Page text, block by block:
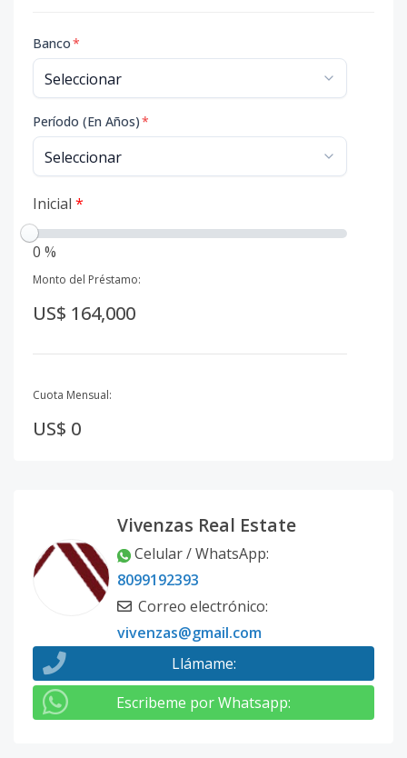
Banco*
Período (En Años)*
Inicial *
0 %
Monto del Préstamo:
US$ 164,000
Cuota Mensual:
US$ 0
Vivenzas Real Estate
Celular / WhatsApp:
8099192393
Correo electrónico:
vivenzas@gmail.com
Llámame:
Escribeme por Whatsapp: